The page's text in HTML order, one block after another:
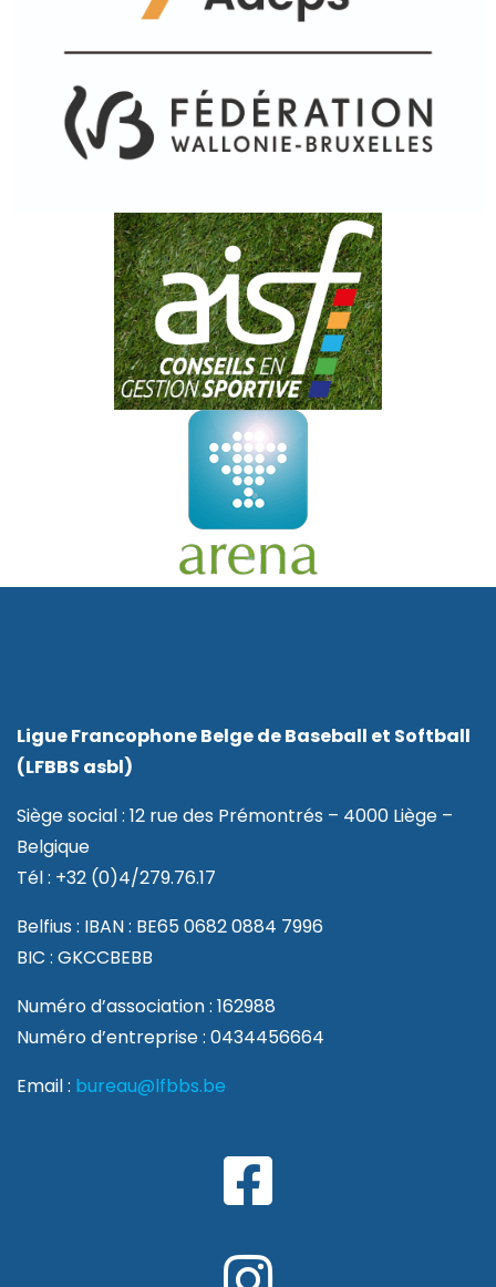
Ligue Francophone Belge de Baseball et Softball
(LFBBS asbl)
Siège social : 12 rue des Prémontrés – 4000 Liège –
Belgique
Tél : +32 (0)4/279.76.17
Belfius : IBAN : BE65 0682 0884 7996
BIC : GKCCBEBB
Numéro d’association : 162988
Numéro d’entreprise : 0434456664
Email : bureau@lfbbs.be